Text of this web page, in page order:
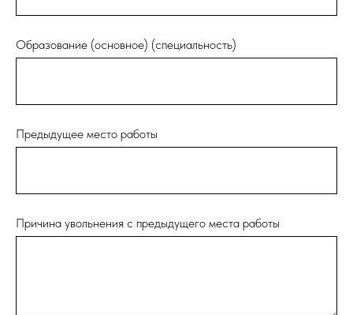
Образование (основное) (специальность)
Предыдущее место работы
Причина увольнения с предыдущего места работы